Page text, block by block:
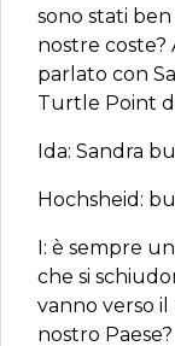
sono stati
nostre coste?
parlato con
Turtle Point
Ida: Sandra
Hochsheid:
I: è sempre
che si
vanno verso il
nostro Paese?